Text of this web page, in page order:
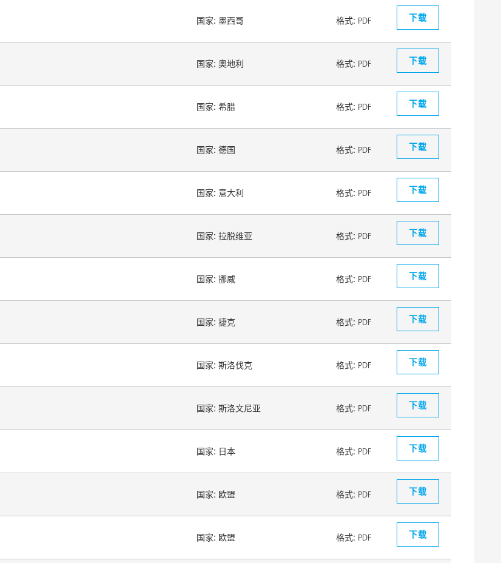
国家: 墨西哥 格式: PDF 下载
国家: 奥地利 格式: PDF 下载
国家: 希腊 格式: PDF 下载
国家: 德国 格式: PDF 下载
国家: 意大利 格式: PDF 下载
国家: 拉脱维亚 格式: PDF 下载
国家: 挪威 格式: PDF 下载
国家: 捷克 格式: PDF 下载
国家: 斯洛伐克 格式: PDF 下载
国家: 斯洛文尼亚 格式: PDF 下载
国家: 日本 格式: PDF 下载
国家: 欧盟 格式: PDF 下载
国家: 欧盟 格式: PDF 下载